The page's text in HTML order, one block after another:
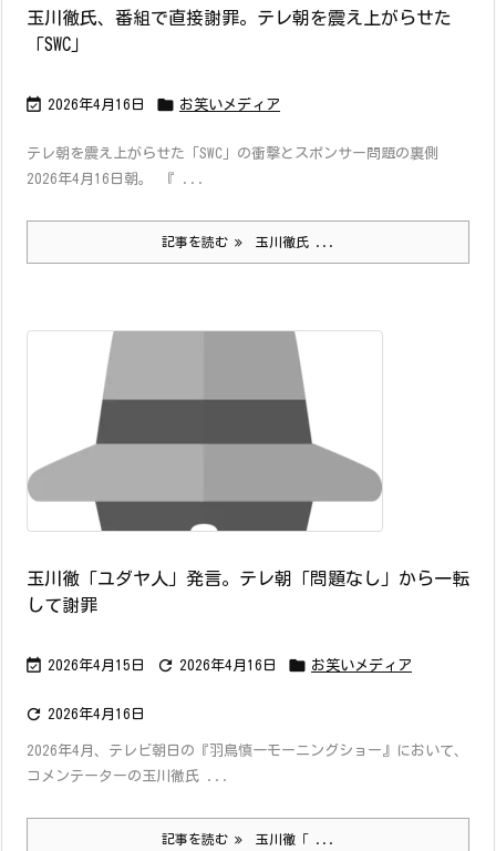
玉川徹氏、番組で直接謝罪。テレ朝を震え上がらせた
「SWC」
 2026年4月16日  お笑いメディア
テレ朝を震え上がらせた「SWC」の衝撃とスポンサー問題の裏側
2026年4月16日朝。 『 ...
記事を読む 玉川徹氏 ...
玉川徹「ユダヤ人」発言。テレ朝「問題なし」から一転
して謝罪
 2026年4月15日  2026年4月16日  お笑いメディア
 2026年4月16日
2026年4月、テレビ朝日の『羽鳥慎一モーニングショー』において、
コメンテーターの玉川徹氏 ...
記事を読む 玉川徹「 ...